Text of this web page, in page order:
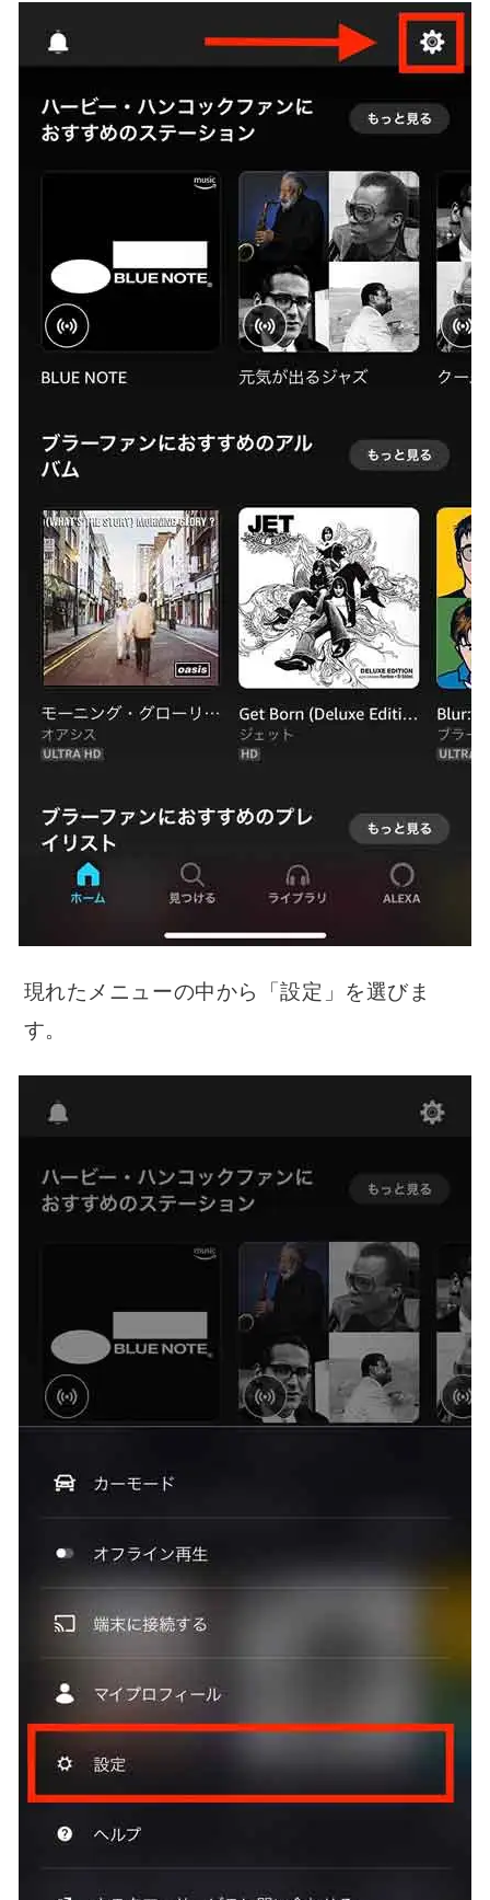
現れたメニューの中から「設定」を選びま
す。